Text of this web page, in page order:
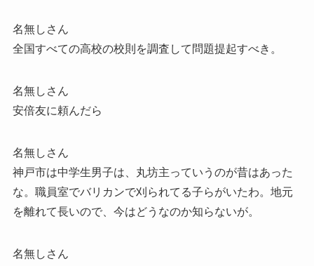
名無しさん
全国すべての高校の校則を調査して問題提起すべき。
名無しさん
安倍友に頼んだら
名無しさん
神戸市は中学生男子は、丸坊主っていうのが昔はあった
な。職員室でバリカンで刈られてる子らがいたわ。地元
を離れて長いので、今はどうなのか知らないが。
名無しさん